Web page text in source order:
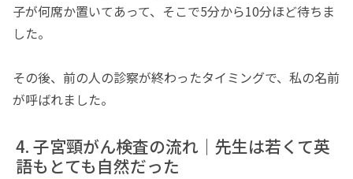
子が何席か置いてあって、そこで5分から10分ほど待ちま
した。
その後、前の人の診察が終わったタイミングで、私の名前
が呼ばれました。
子宮頸がん検査の流れ｜先生は若くて英
語もとても自然だった